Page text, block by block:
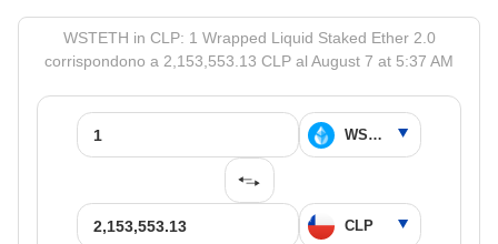
WSTETH in CLP: 1 Wrapped Liquid Staked Ether 2.0
corrispondono a 2,153,553.13 CLP al August 7 at 5:37 AM